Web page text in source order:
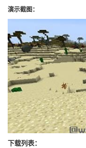
演示截图：
下载列表：